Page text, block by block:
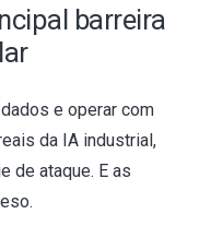
barreira
e operar com
da IA industrial,
de ataque. E as